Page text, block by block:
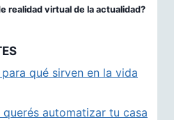
realidad virtual de la actualidad?
qué sirven en la vida
automatizar tu casa